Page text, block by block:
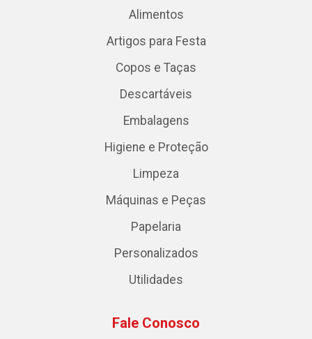
Alimentos
Artigos para Festa
Copos e Taças
Descartáveis
Embalagens
Higiene e Proteção
Limpeza
Máquinas e Peças
Papelaria
Personalizados
Utilidades
Fale Conosco